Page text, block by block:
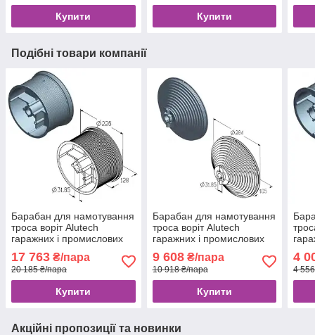
Купити Купити
Подібні товари компанії
Барабан для намотування
троса воріт Alutech
гаражних і промислових
17 763 ₴/пара
20 185 ₴/пара
Купити
Барабан для намотування
троса воріт Alutech
гаражних і промислових
9 608₴/пара
10 918 ₴/пара
Купити
4
4
Акційні пропозиції та новинки